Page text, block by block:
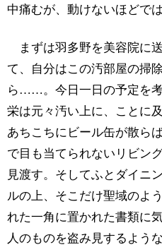
中痛むが、動けないほどでは
まずは羽多野を美容院に
て、自分はこの汚部屋の掃
ら……。今日一日の予定を考
栄は元々汚い上に、ことに
あちこちにビール缶が散ら
で目も当てられないリビン
見渡す。そしてふとダイニ
ルの上、そこだけ聖域のよ
れた一角に置かれた書類に
人のものを盗み見するよう